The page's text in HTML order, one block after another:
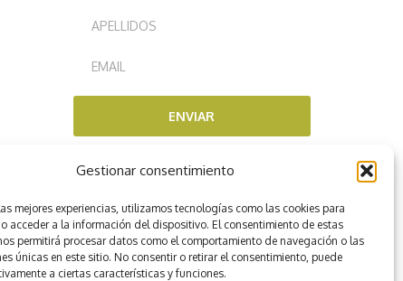
Gestionar consentimiento
mejores experiencias, utilizamos tecnologías como las cookies para
acceder a la información del dispositivo. El consentimiento de estas
permitirá procesar datos como el comportamiento de navegación o las
únicas en este sitio. No consentir o retirar el consentimiento, puede
a ciertas características y funciones.
ENVIAR